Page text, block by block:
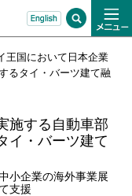
王国において日本企業
るタイ・バーツ建て融
施する自動車部
イ・バーツ建て
小企業の海外事業展
支援